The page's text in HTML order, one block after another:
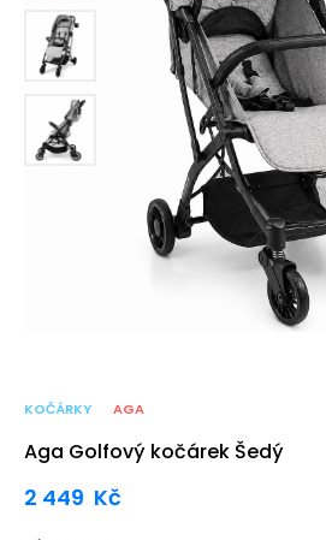
KOČÁRKY AGA
Aga Golfový kočárek Šedý
2 449 Kč